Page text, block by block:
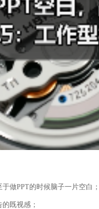
做PPT的时候脑子一片空白；
既视感；